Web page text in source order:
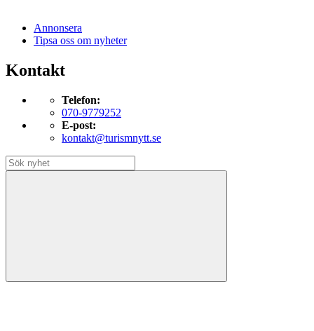
Annonsera
Tipsa oss om nyheter
Kontakt
Telefon:
070-9779252
E-post:
kontakt@turismnytt.se